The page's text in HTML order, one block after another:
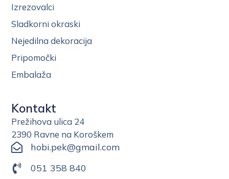
Izrezovalci
Sladkorni okraski
Nejedilna dekoracija
Pripomočki
Embalaža
Kontakt
Prežihova ulica 24
2390 Ravne na Koroškem
hobi.pek@gmail.com
051 358 840